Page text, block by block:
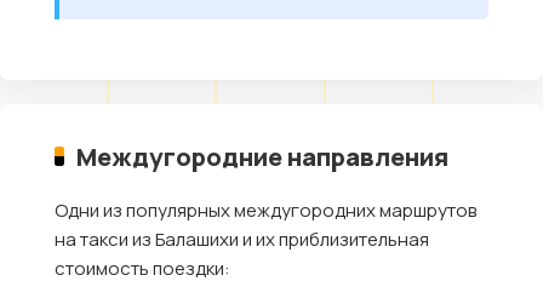
Междугородние направления
Одни из популярных междугородних маршрутов
на такси из Балашихи и их приблизительная
стоимость поездки: